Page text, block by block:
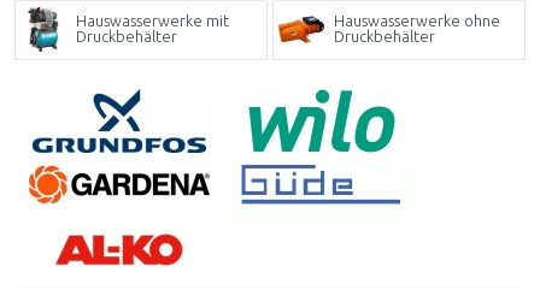
Hauswasserwerke mit
Druckbehälter
Hauswasserwerke ohne
Druckbehälter